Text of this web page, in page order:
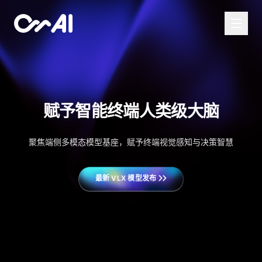
赋予智能终端人类级大脑
聚焦端侧多模态模型基座，赋予终端视觉感知与决策智慧
最新 VLX 模型发布